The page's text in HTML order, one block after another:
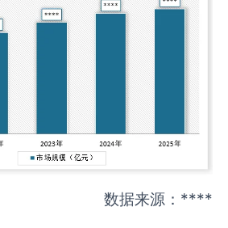
数据来源：****